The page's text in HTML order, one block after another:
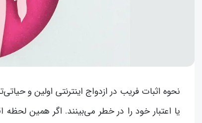
نحوه اثبات فریب در ازدواج اینترنتی اولین و
یا اعتبار خود را در خطر می‌بینند. اگر همین لحظه